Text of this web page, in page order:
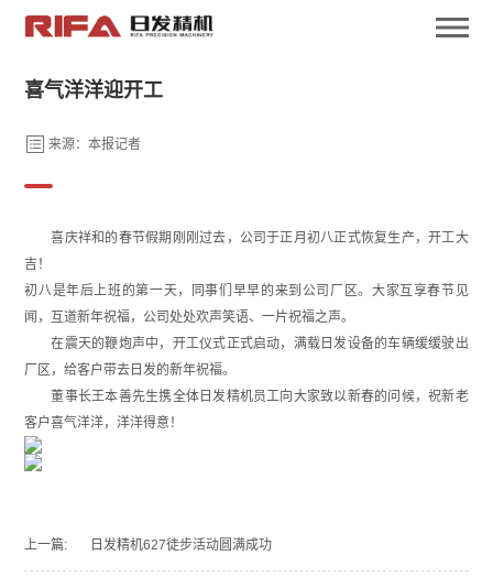
喜气洋洋迎开工
来源：本报记者
喜庆祥和的春节假期刚刚过去，公司于正月初八正式恢复生产，开工大
吉！
初八是年后上班的第一天，同事们早早的来到公司厂区。大家互享春节见
闻，互道新年祝福，公司处处欢声笑语、一片祝福之声。
在震天的鞭炮声中，开工仪式正式启动，满载日发设备的车辆缓缓驶出
厂区，给客户带去日发的新年祝福。
董事长王本善先生携全体日发精机员工向大家致以新春的问候，祝新老
客户喜气洋洋，洋洋得意！
上一篇: 日发精机627徒步活动圆满成功